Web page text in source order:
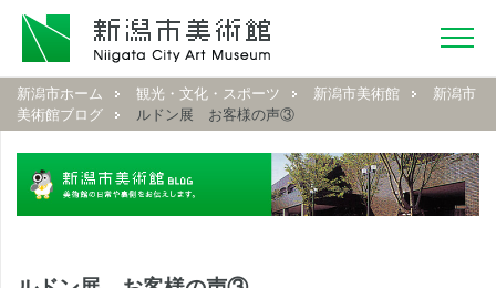
新潟市ホーム 観光・文化・スポーツ 新潟市美術館
新潟市
美術館ブログ
ルドン展 お客様の声③